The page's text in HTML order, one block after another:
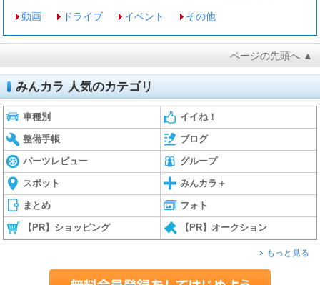
動画 ドライブ イベント その他
ページの先頭へ ▲
みんカラ 人気のカテゴリ
車種別 イイね！
整備手帳 ブログ
パーツレビュー グループ
スポット みんカラ＋
まとめ フォト
【PR】ショッピング 【PR】オークション
もっと見る